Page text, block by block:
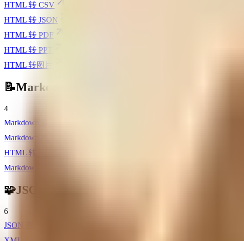
HTML 转 CSV
HTML 转 JSON
HTML 转 PDF
HTML 转 PPT
HTML 转图片
📝Markdown
4
Markdown 查看器
Markdown 格式化
HTML 转 Markdown
Markdown 转 HTML
🧩JSON
6
JSON 查看器